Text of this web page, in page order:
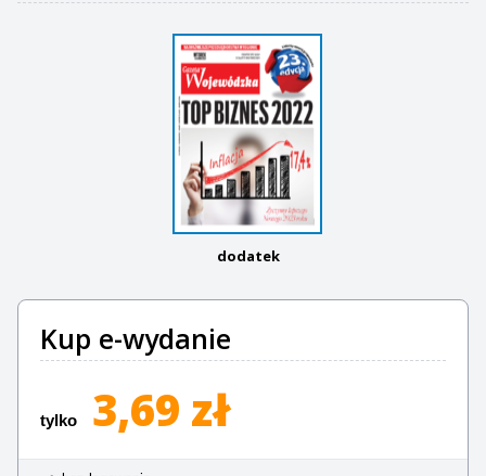
dodatek
Kup e-wydanie
tylko 3,69 zł